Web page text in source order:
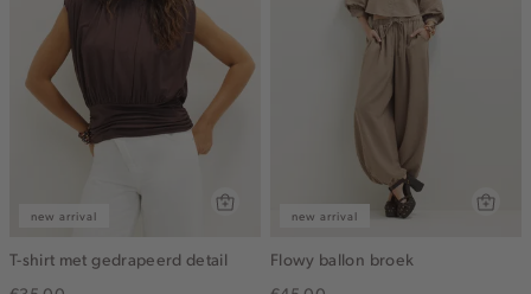
new arrival
T-shirt met gedrapeerd detail
new arrival
Flowy ballon broek